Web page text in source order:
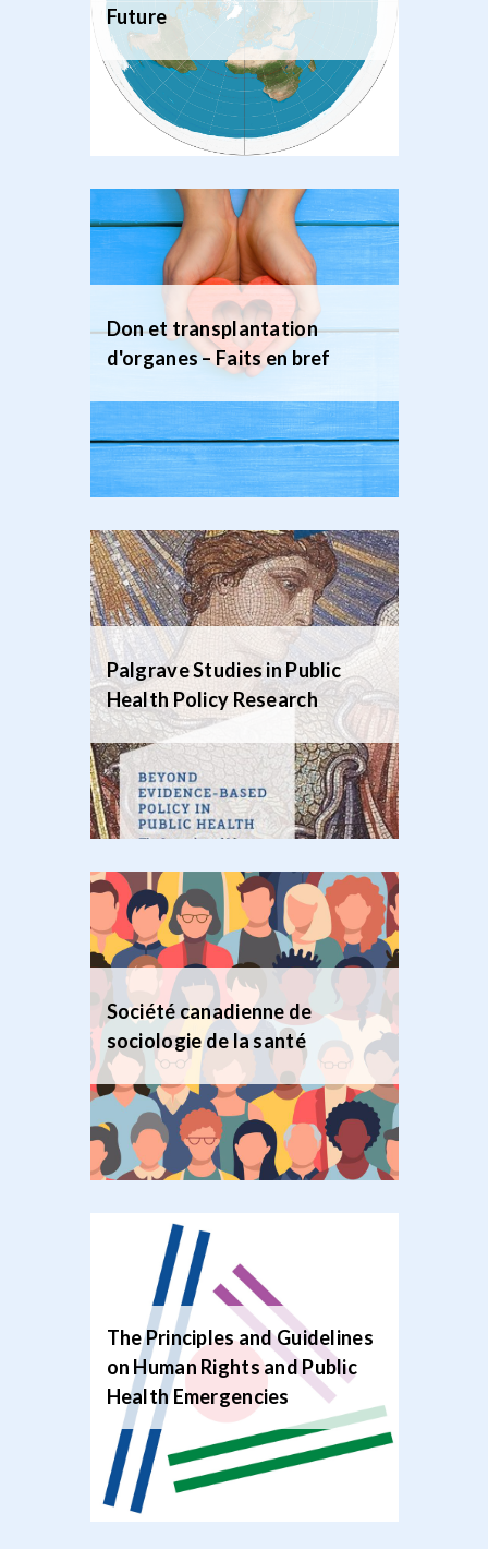
Future
Don et transplantation
d'organes – Faits en bref
Palgrave Studies in Public
Health Policy Research
Société canadienne de
sociologie de la santé
The Principles and Guidelines
on Human Rights and Public
Health Emergencies